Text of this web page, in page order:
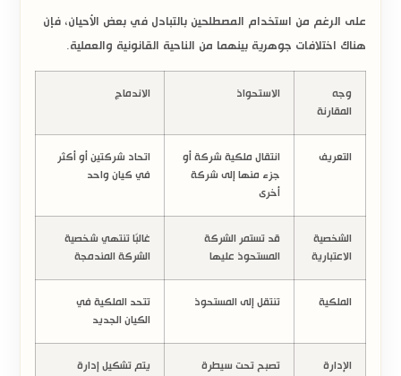
على الرغم من استخدام المصطلحين بالتبادل في بعض الأحيان، فإن
هناك اختلافات جوهرية بينهما من الناحية القانونية والعملية.
وجه
المقارنة
الاستحواذ الاندماج
التعريف
انتقال ملكية شركة أو
جزء منها إلى شركة
أخرى
اتحاد شركتين أو أكثر
في كيان واحد
الشخصية
الاعتبارية
قد تستمر الشركة
المستحوذ عليها
غالبًا تنتهي شخصية
الشركة المندمجة
الملكية تنتقل إلى المستحوذ
تتحد الملكية في
الكيان الجديد
الإدارة
تصبح تحت سيطرة
يتم تشكيل إدارة